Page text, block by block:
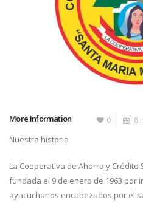
0 8
More Information
Nuestra historia
La Cooperativa de Ahorro y
fundada el 9 de enero de 1963 por
ayacuchanos encabezados por el